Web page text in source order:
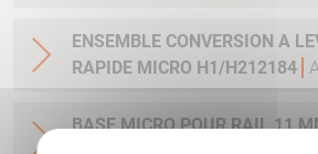
ENSEMBLE CONVERSION A
RAPIDE MICRO H1/H212184
BASE MICRO POUR RAIL 11